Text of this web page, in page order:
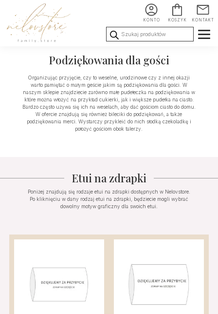
KONTO KOSZYK KONTAKT
Wyszukiwarka
produktów
Wesele
Komunia
okoliczności
Podziękowania dla gości
Organizując przyjęcie, czy to weselne, urodzinowe czy z innej okazji
warto pamiętać o małym geście jakim są podziękowania dla gości. W
naszym sklepie znajdziecie zarówno małe pudełeczka na podziękowania w
które można włożyć na przykład cukierki, jak i większe pudełka na ciasto.
Bardzo często używa się ich na weselach, aby dać gościom ciasto do domu.
W ofercie znajdują się również bileciki do podziękowań, a także
podziękowania merci. Wystarczy przykleić do nich słodką czekoladkę i
położyć gościom obok talerzy.
Etui na zdrapki
Poniżej znajdują się rodzaje etui na zdrapki dostępnych w Nelovstore.
Po kliknięciu w dany rodzaj etui na zdrapki, będziecie mogli wybrać
dowolny motyw graficzny dla swoich etui.